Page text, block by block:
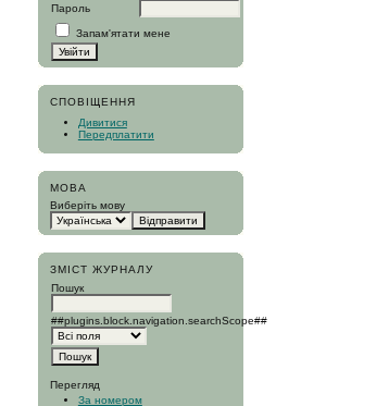
Пароль
Запам'ятати мене
СПОВІЩЕННЯ
Дивитися
Передплатити
МОВА
Виберіть мову
ЗМІСТ ЖУРНАЛУ
Пошук
##plugins.block.navigation.searchScope##
Перегляд
За номером